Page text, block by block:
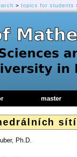
> topics for students
sítí
Ph.D.
master